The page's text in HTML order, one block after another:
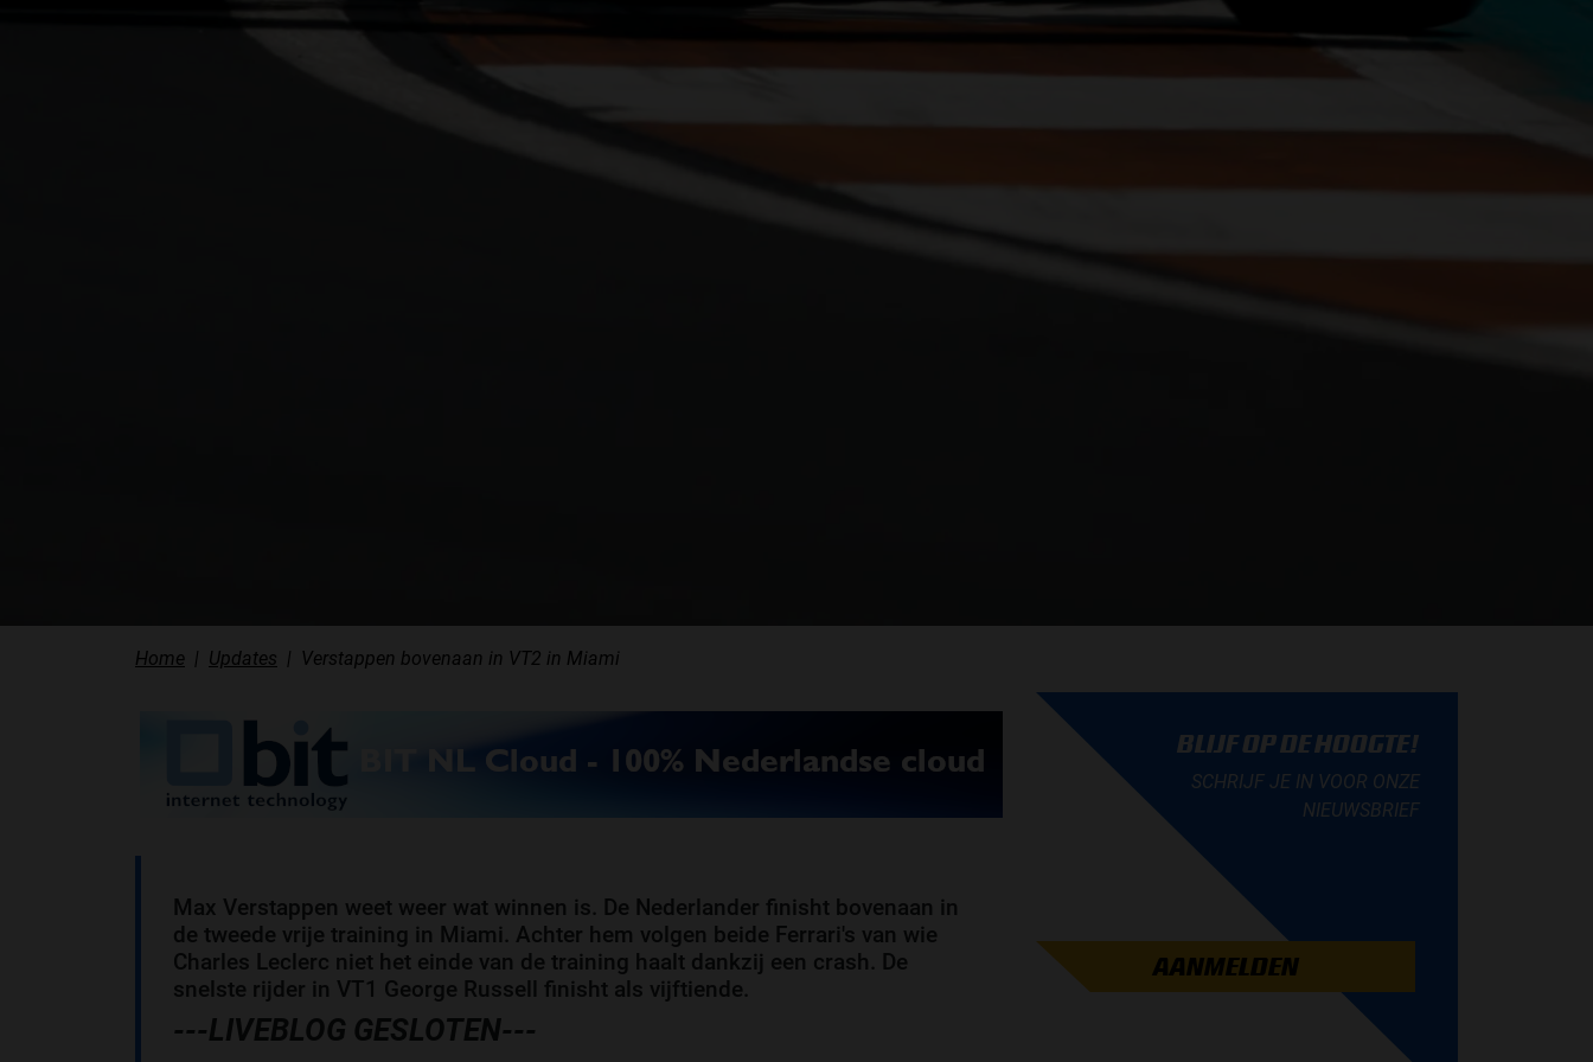
Home Updates Verstappen bovenaan in VT2 in Miami
Max Verstappen weet weer wat winnen is. De Nederlander finisht bovenaan in
de tweede vrije training in Miami. Achter hem volgen beide Ferrari's van wie
Charles Leclerc niet het einde van de training haalt dankzij een crash. De
snelste rijder in VT1 George Russell finisht als vijftiende.
---LIVEBLOG GESLOTEN---
BLIJF OP DE HOOGTE!
SCHRIJF JE IN VOOR ONZE
NIEUWSBRIEF
AANMELDEN